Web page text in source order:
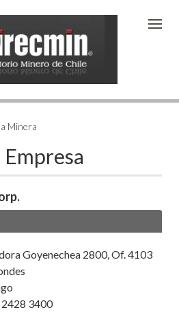
Minera
Goyenechea 2800, Of. 4103
3400